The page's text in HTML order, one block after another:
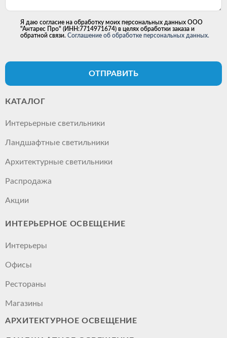
Я даю согласие на обработку моих персональных данных ООО
"Антарес Про" (ИНН:7714971674) в целях обработки заказа и
обратной связи. Соглашение об обработке персональных данных.
ОТПРАВИТЬ
КАТАЛОГ
Интерьерные светильники
Ландшафтные светильники
Архитектурные светильники
Распродажа
Акции
ИНТЕРЬЕРНОЕ ОСВЕЩЕНИЕ
Интерьеры
Офисы
Рестораны
Магазины
АРХИТЕКТУРНОЕ ОСВЕЩЕНИЕ